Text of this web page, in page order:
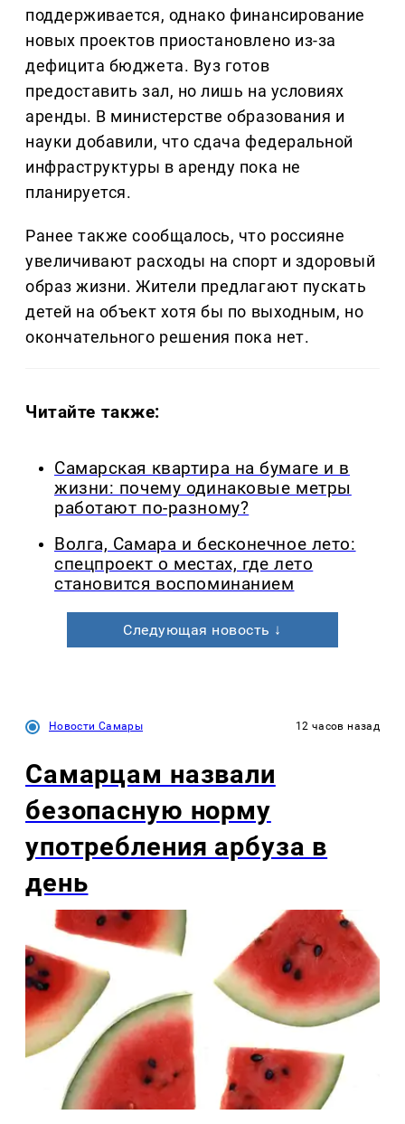
поддерживается, однако финансирование
новых проектов приостановлено из-за
дефицита бюджета. Вуз готов
предоставить зал, но лишь на условиях
аренды. В министерстве образования и
науки добавили, что сдача федеральной
инфраструктуры в аренду пока не
планируется.
Ранее также сообщалось, что россияне
увеличивают расходы на спорт и здоровый
образ жизни. Жители предлагают пускать
детей на объект хотя бы по выходным, но
окончательного решения пока нет.
Читайте также:
Самарская квартира на бумаге и в
жизни: почему одинаковые метры
работают по-разному?
Волга, Самара и бесконечное лето:
спецпроект о местах, где лето
становится воспоминанием
Следующая новость ↓
Новости Самары 12 часов назад
Самарцам назвали
безопасную норму
употребления арбуза в
день